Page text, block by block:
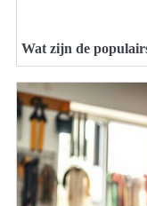
Wat zijn de